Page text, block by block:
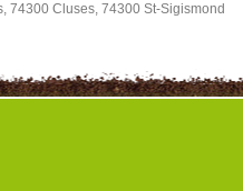
74300 Cluses, 74300 St-Sigismond